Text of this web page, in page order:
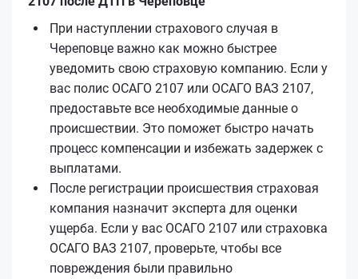
При наступлении страхового случая в
Череповце важно как можно быстрее
уведомить свою страховую компанию. Если у
вас полис ОСАГО 2107 или ОСАГО ВАЗ 2107,
предоставьте все необходимые данные о
происшествии. Это поможет быстро начать
процесс компенсации и избежать задержек с
выплатами.
После регистрации происшествия страховая
компания назначит эксперта для оценки
ущерба. Если у вас ОСАГО 2107 или страховка
ОСАГО ВАЗ 2107, проверьте, чтобы все
повреждения были правильно